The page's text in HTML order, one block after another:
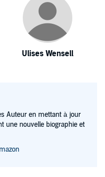
Ulises Wensell
Auteur en mettant à jour
une nouvelle biographie et